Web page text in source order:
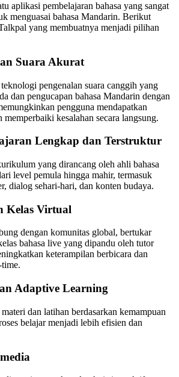
aplikasi pembelajaran bahasa yang sangat
menguasai bahasa Mandarin. Berikut
yang membuatnya menjadi pilihan
Suara Akurat
pengenalan suara canggih yang
dan pengucapan bahasa Mandarin dengan
pengguna mendapatkan
kesalahan secara langsung.
Lengkap dan Terstruktur
yang dirancang oleh ahli bahasa
level pemula hingga mahir, termasuk
dialog sehari-hari, dan konten budaya.
Kelas Virtual
dengan komunitas global, bertukar
bahasa live yang dipandu oleh tutor
keterampilan berbicara dan
time.
Adaptive Learning
dan latihan berdasarkan kemampuan
belajar menjadi lebih efisien dan